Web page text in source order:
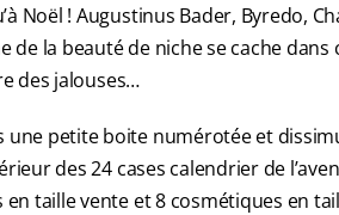
Noël ! Augustinus Bader, Byredo,
de la beauté de niche se cache dans
des jalouses…
une petite boite numérotée et
des 24 cases calendrier de
taille vente et 8 cosmétiques en